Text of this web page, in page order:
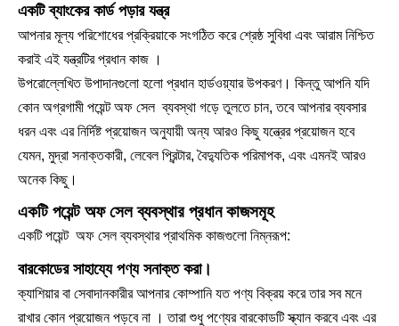
একটি ব্যাংকের কার্ড পড়ার যন্ত্র
আপনার মূল্য পরিশোধের প্রক্রিয়াকে সংগঠিত করে শ্রেষ্ঠ সুবিধা এবং আরাম নিশ্চিত
করাই এই যন্ত্রটির প্রধান কাজ ।
উপরোল্লেখিত উপাদানগুলো হলো প্রধান হার্ডওয়্যার উপকরণ। কিন্তু আপনি যদি
কোন অগ্রগামী পয়েন্ট অফ সেল ব্যবস্থা গড়ে তুলতে চান, তবে আপনার ব্যবসার
ধরন এবং এর নির্দিষ্ট প্রয়োজন অনুযায়ী অন্য আরও কিছু যন্ত্রের প্রয়োজন হবে
যেমন, মুদ্রা সনাক্তকারী, লেবেল প্রিন্টার, বৈদ্যুতিক পরিমাপক, এবং এমনই আরও
অনেক কিছু।
একটি পয়েন্ট অফ সেল ব্যবস্থার প্রধান কাজসমূহ
একটি পয়েন্ট অফ সেল ব্যবস্থার প্রাথমিক কাজগুলো নিম্নরূপ:
বারকোডের সাহায্যে পণ্য সনাক্ত করা।
ক্যাশিয়ার বা সেবাদানকারীর আপনার কোম্পানি যত পণ্য বিক্রয় করে তার সব মনে
রাখার কোন প্রয়োজন পড়বে না । তারা শুধু পণ্যের বারকোডটি স্ক্যান করবে এবং এর